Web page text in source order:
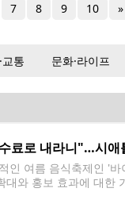
7 8 9 10 »
교통 문화·라이프
료로 내라니"…시애
인 여름 음식축제인 '
대와 홍보 효과에 대한